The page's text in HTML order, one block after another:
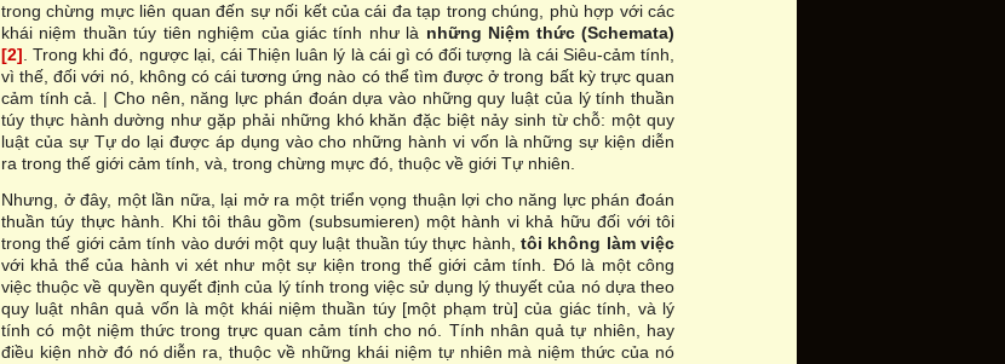
trong chừng mực liên quan đến sự nối kết của cái đa tạp trong chúng, phù hợp với các
khái niệm thuần túy tiên nghiệm của giác tính như là những Niệm thức (Schemata)
[2] . Trong khi đó, ngược lại, cái Thiện luân lý là cái gì có đối tượng là cái Siêu-cảm tính,
vì thế, đối với nó, không có cái tương ứng nào có thể tìm được ở trong bất kỳ trực quan
cảm tính cả. | Cho nên, năng lực phán đoán dựa vào những quy luật của lý tính thuần
túy thực hành dường như gặp phải những khó khăn đặc biệt nảy sinh từ chỗ: một quy
luật của sự Tự do lại được áp dụng vào cho những hành vi vốn là những sự kiện diễn
ra trong thế giới cảm tính, và, trong chừng mực đó, thuộc về giới Tự nhiên.
Nhưng, ở đây, một lần nữa, lại mở ra một triển vọng thuận lợi cho năng lực phán đoán
thuần túy thực hành. Khi tôi thâu gồm (subsumieren) một hành vi khả hữu đối với tôi
trong thế giới cảm tính vào dưới một quy luật thuần túy thực hành, tôi không làm việc
với khả thể của hành vi xét như một sự kiện trong thế giới cảm tính. Đó là một công
việc thuộc về quyền quyết định của lý tính trong việc sử dụng lý thuyết của nó dựa theo
quy luật nhân quả vốn là một khái niệm thuần túy [một phạm trù] của giác tính, và lý
tính có một niệm thức trong trực quan cảm tính cho nó. Tính nhân quả tự nhiên, hay
điều kiện nhờ đó nó diễn ra, thuộc về những khái niệm tự nhiên mà niệm thức của nó